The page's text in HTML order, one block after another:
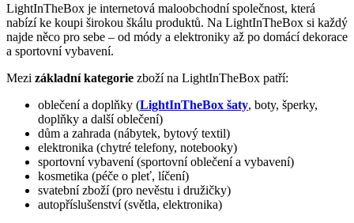
LightInTheBox je internetová maloobchodní společnost, která
nabízí ke koupi širokou škálu produktů. Na LightInTheBox si každý
najde něco pro sebe – od módy a elektroniky až po domácí dekorace
a sportovní vybavení.
Mezi základní kategorie zboží na LightInTheBox patří:
oblečení a doplňky (LightInTheBox šaty, boty, šperky,
doplňky a další oblečení)
dům a zahrada (nábytek, bytový textil)
elektronika (chytré telefony, notebooky)
sportovní vybavení (sportovní oblečení a vybavení)
kosmetika (péče o pleť, líčení)
svatební zboží (pro nevěstu i družičky)
autopříslušenství (světla, elektronika)